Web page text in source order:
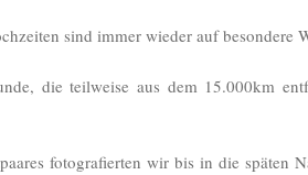
sind immer wieder auf besondere
die teilweise aus dem 15.000km
fotografierten wir bis in die späten